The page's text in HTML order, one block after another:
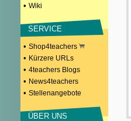
• Wiki
SERVICE
• Shop4teachers
• Kürzere URLs
• 4teachers Blogs
• News4teachers
• Stellenangebote
ÜBER UNS